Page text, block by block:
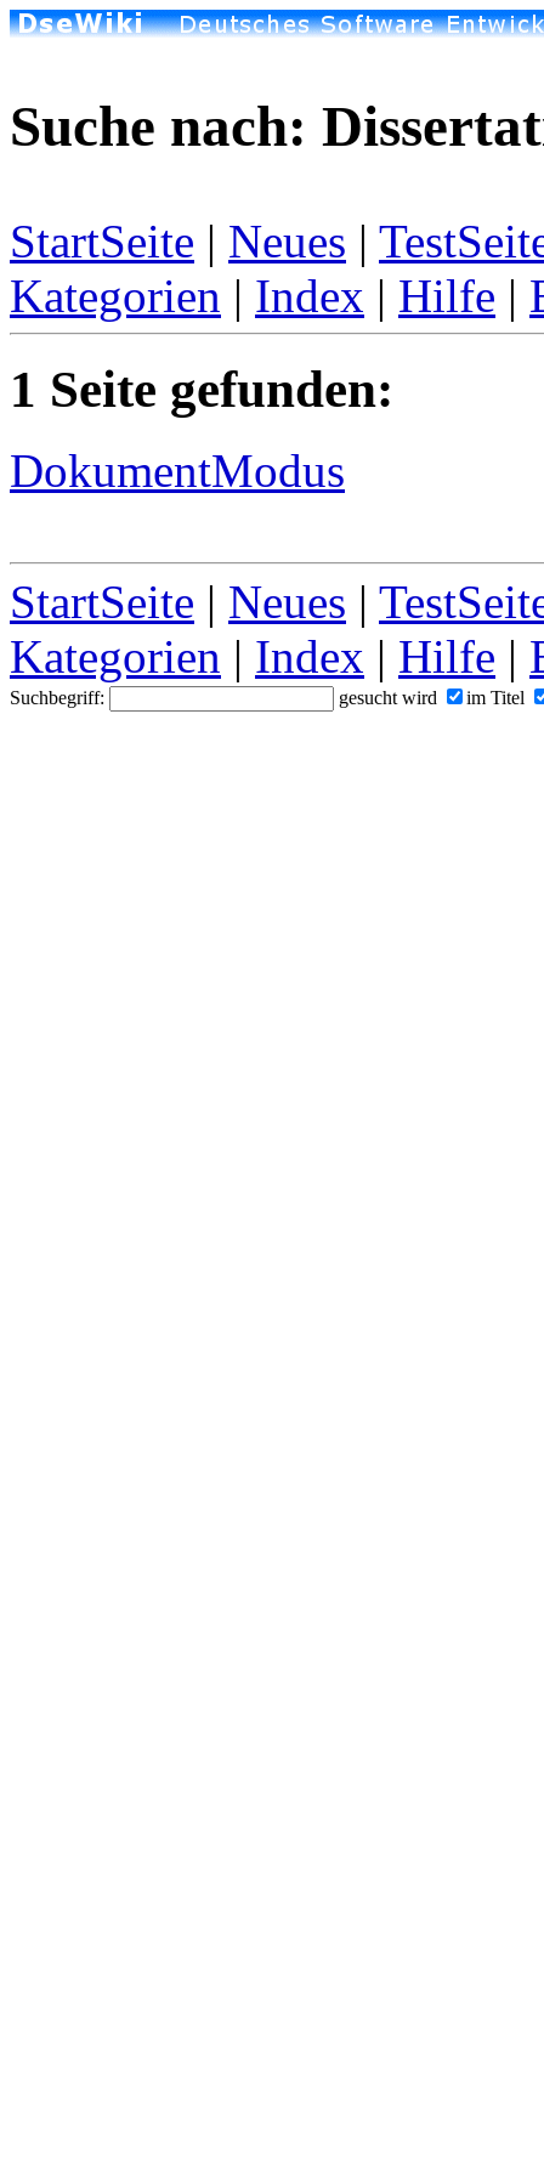
Suche nach:
StartSeite | Neues |
Kategorien | Index | Hilfe |
1 Seite gefunden:
DokumentModus
StartSeite | Neues |
Kategorien | Index | Hilfe |
Suchbegriff: gesucht wird im Titel